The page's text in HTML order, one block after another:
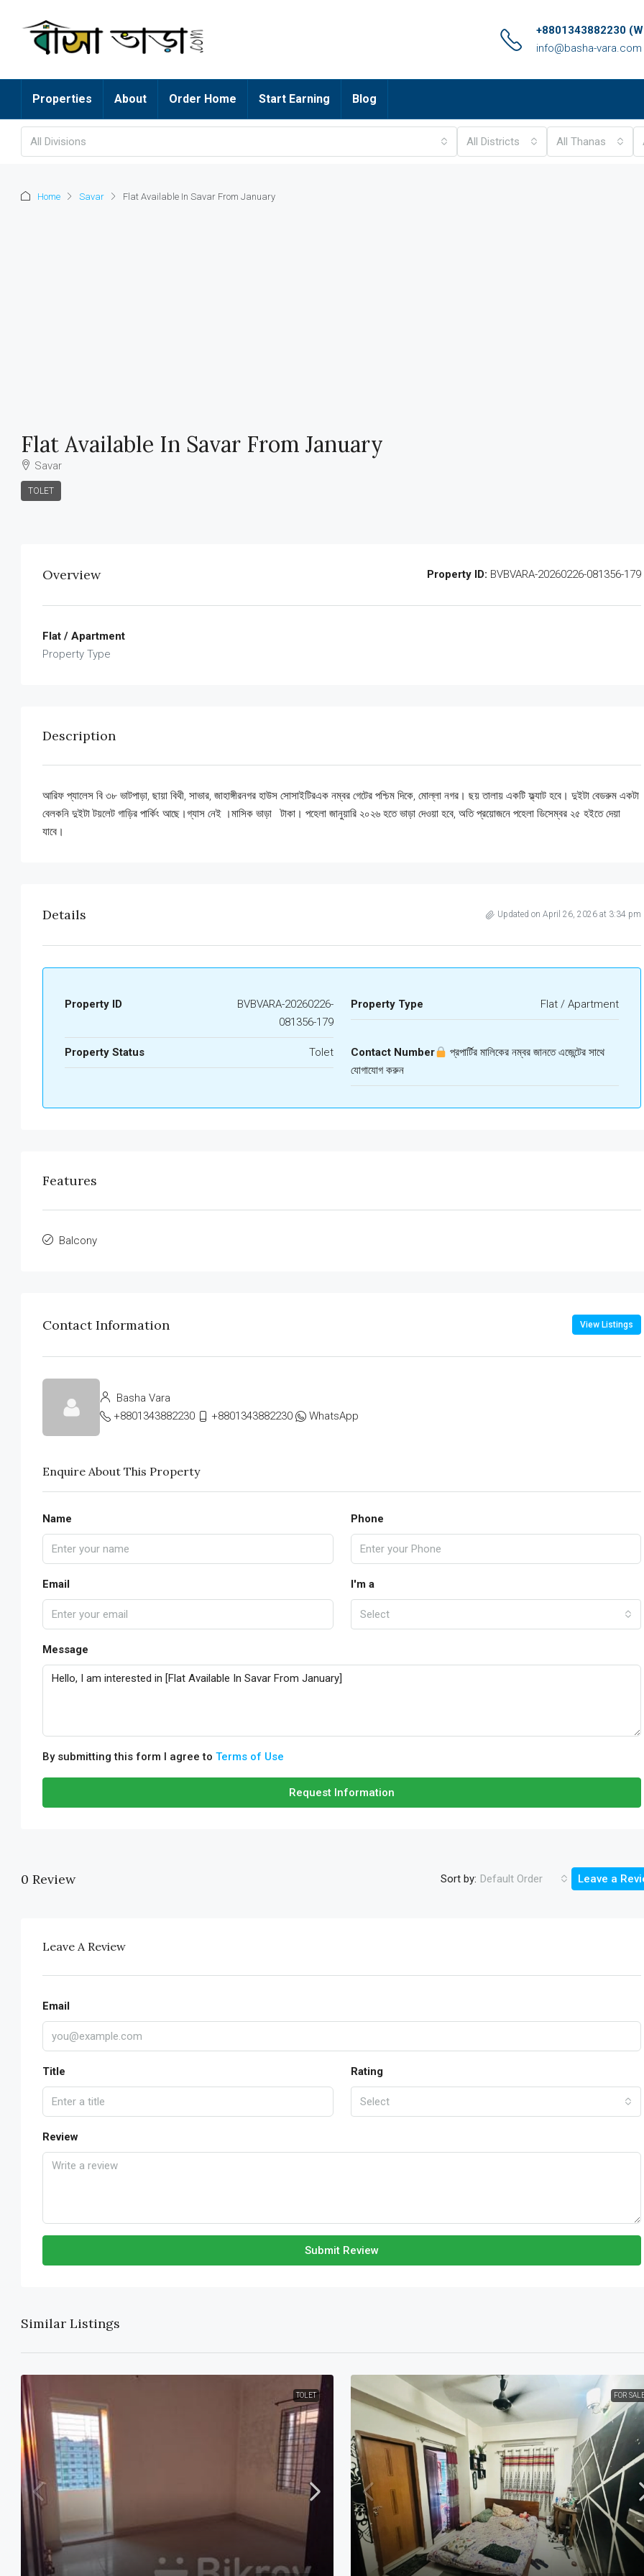
+8801343882230
info@basha-vara.com
Properties About Order Home Start Earning Blog
All Divisions All Districts All Thanas
Home Savar Flat Available In Savar From January
Flat Available In Savar From January
Savar
TOLET
Overview Property ID: BVBVARA-20260226-081356-179
Flat / Apartment
Property Type
Description
আরিফ প্যালেস বি ৩৮ ভাটপাড়া, ছায়া বিথী, সাভার, জাহাঙ্গীরনগর হাউস সোসাইটিরএক নম্বর গেটের পশ্চিম দিকে, মোল্লা নগর। ছয় তালায় একটি ফ্ল্যাট হবে। দুইটা বেডরুম একটা
বেলকনি দুইটা টয়লেট গাড়ির পার্কিং আছে।গ্যাস নেই ।মাসিক ভাড়া টাকা। পহেলা জানুয়ারি ২০২৬ হতে ভাড়া দেওয়া হবে, অতি প্রয়োজনে পহেলা ডিসেম্বর ২৫ হইতে দেয়া
যাবে।
Details Updated on April 26, 2026 at 3:34 pm
Property ID
BVBVARA-20260226-
081356-179
Property Type Flat / Apartment
Property Status Tolet Contact Number
প্রপার্টির মালিকের নম্বর জানতে এজেন্টের সাথে
যোগাযোগ করুন
Features
Balcony
Contact Information View Listings
Basha Vara
+8801343882230
+8801343882230 WhatsApp
Enquire About This Property
Name Phone
Email I'm a
Select
Message
By submitting this form I agree to Terms of Use
Request Information
0 Review Sort by: Default Order Leave a
Leave A Review
Email
Title Rating
Select
Review
Submit Review
Similar Listings
TOLET FOR